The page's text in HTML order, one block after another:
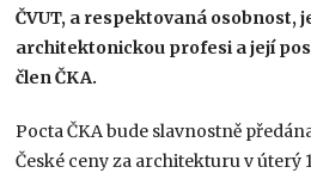
ČVUT, a respektovaná osobnost,
architektonickou profesi a její
člen ČKA.
Pocta ČKA bude slavnostně
České ceny za architekturu v úterý